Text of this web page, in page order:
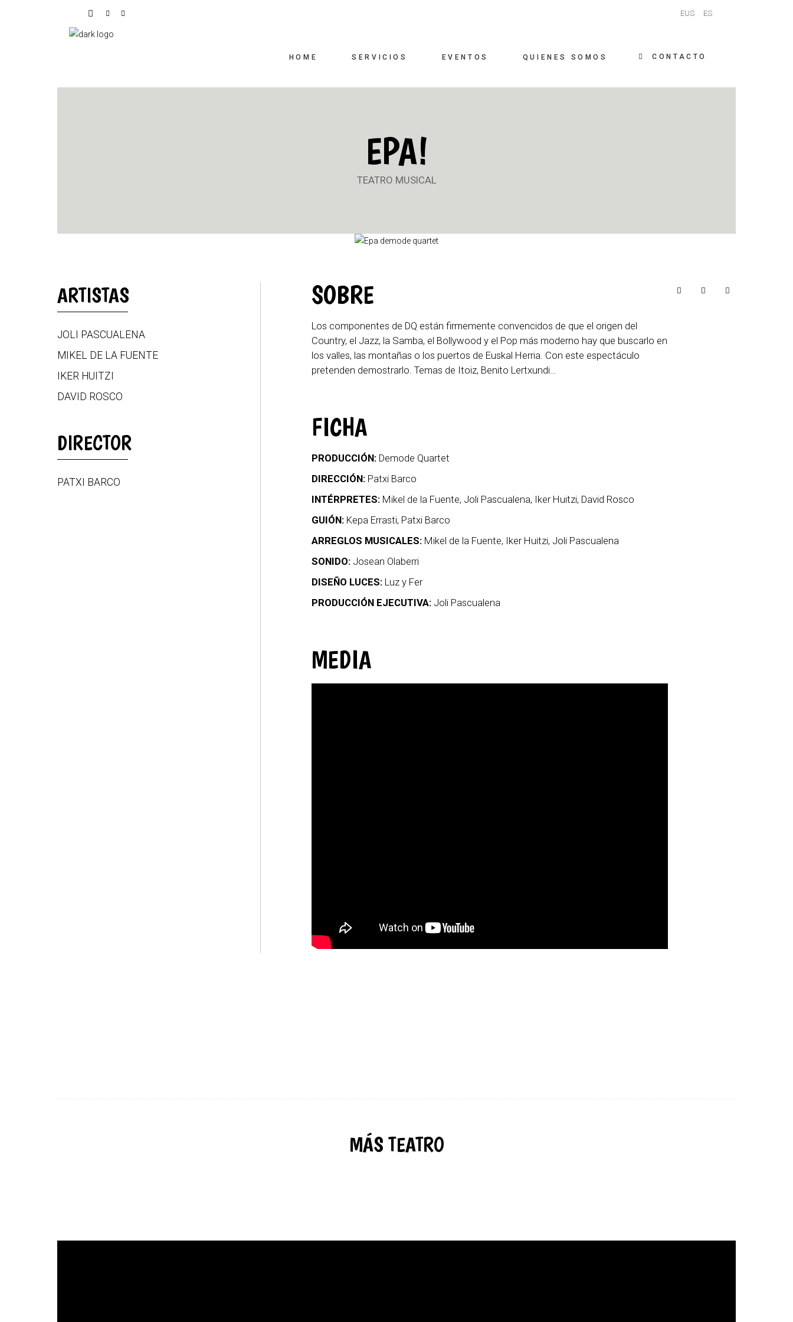
EUS ES
HOME SERVICIOS EVENTOS QUIENES SOMOS CONTACTO
EPA!
TEATRO MUSICAL
ARTISTAS
JOLI PASCUALENA
MIKEL DE LA FUENTE
IKER HUITZI
DAVID ROSCO
DIRECTOR
PATXI BARCO
SOBRE
Los componentes de DQ están firmemente convencidos de que el origen del
Country, el Jazz, la Samba, el Bollywood y el Pop más moderno hay que buscarlo en
los valles, las montañas o los puertos de Euskal Herria. Con este espectáculo
pretenden demostrarlo. Temas de Itoiz, Benito Lertxundi…
FICHA
PRODUCCIÓN: Demode Quartet
DIRECCIÓN: Patxi Barco
INTÉRPRETES: Mikel de la Fuente, Joli Pascualena, Iker Huitzi, David Rosco
GUIÓN: Kepa Errasti, Patxi Barco
ARREGLOS MUSICALES: Mikel de la Fuente, Iker Huitzi, Joli Pascualena
SONIDO: Josean Olaberri
DISEÑO LUCES: Luz y Fer
PRODUCCIÓN EJECUTIVA: Joli Pascualena
MEDIA
MÁS TEATRO